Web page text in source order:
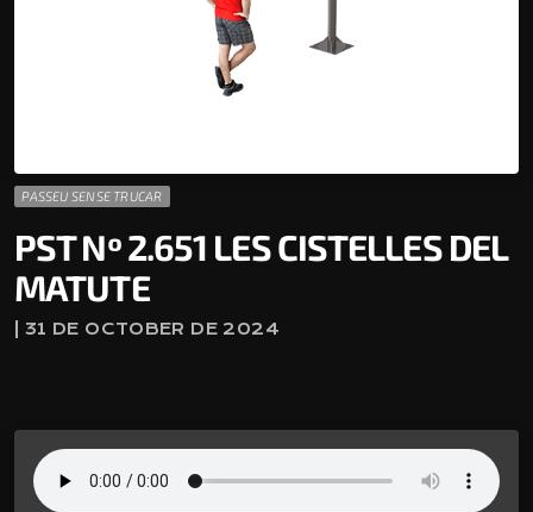
PASSEU SENSE TRUCAR
PST Nº 2.651 LES CISTELLES DEL
MATUTE
| 31 DE OCTOBER DE 2024